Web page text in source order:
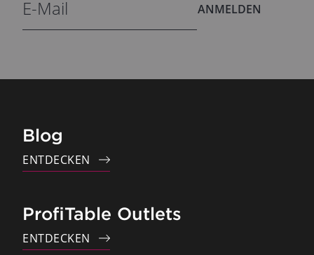
ANMELDEN
Blog
ENTDECKEN
ProfiTable Outlets
ENTDECKEN